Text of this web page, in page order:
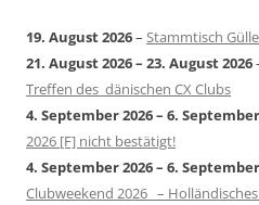
19. August 2026– Stammtisch
21. August 2026– 23. August 2026
Treffen des dänischen CX Clubs
4. September 2026– 6.
2026 [F] nicht bestätigt!
4. September 2026– 6.
Clubweekend 2026 –